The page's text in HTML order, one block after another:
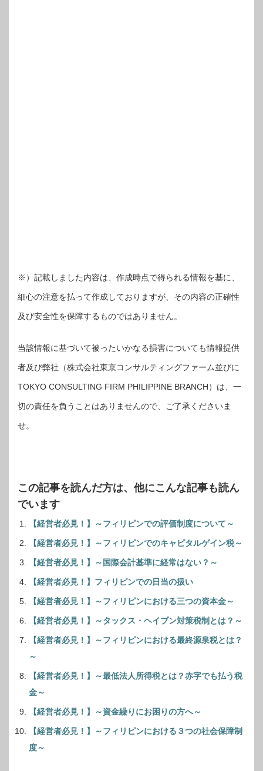
※）記載しました内容は、作成時点で得られる情報を基に、
細心の注意を払って作成しておりますが、その内容の正確性
及び安全性を保障するものではありません。
当該情報に基づいて被ったいかなる損害についても情報提供
者及び弊社（株式会社東京コンサルティングファーム並びに
TOKYO CONSULTING FIRM PHILIPPINE BRANCH）は、一
切の責任を負うことはありませんので、ご了承くださいま
せ。
この記事を読んだ方は、他にこんな記事も読ん
でいます
【経営者必見！】～フィリピンでの評価制度について～
【経営者必見！】～フィリピンでのキャピタルゲイン税～
【経営者必見！】～国際会計基準に経常はない？～
【経営者必見！】フィリピンでの日当の扱い
【経営者必見！】～フィリピンにおける三つの資本金～
【経営者必見！】～タックス・ヘイブン対策税制とは？～
【経営者必見！】～フィリピンにおける最終源泉税とは？
～
【経営者必見！】～最低法人所得税とは？赤字でも払う税
金～
【経営者必見！】～資金繰りにお困りの方へ～
【経営者必見！】～フィリピンにおける３つの社会保障制
度～